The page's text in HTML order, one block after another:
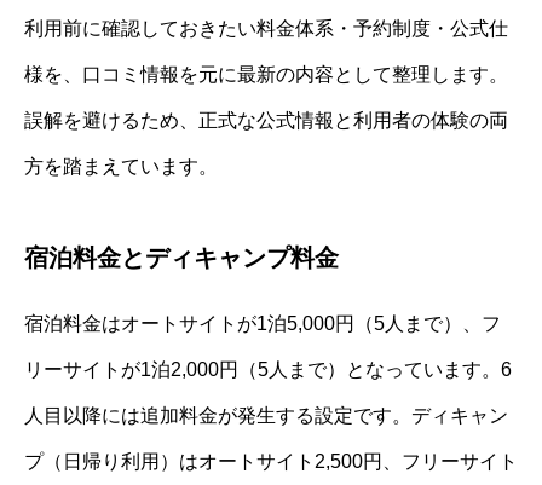
利用前に確認しておきたい料金体系・予約制度・公式仕
様を、口コミ情報を元に最新の内容として整理します。
誤解を避けるため、正式な公式情報と利用者の体験の両
方を踏まえています。
宿泊料金とディキャンプ料金
宿泊料金はオートサイトが1泊5,000円（5人まで）、フ
リーサイトが1泊2,000円（5人まで）となっています。6
人目以降には追加料金が発生する設定です。ディキャン
プ（日帰り利用）はオートサイト2,500円、フリーサイト